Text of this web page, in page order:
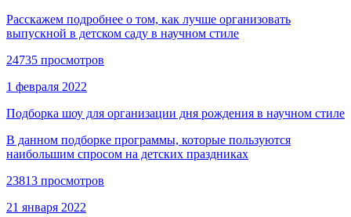
Расскажем подробнее о том, как лучше организовать
выпускной в детском саду в научном стиле
24735 просмотров
1 февраля 2022
Подборка шоу для организации дня рождения в научном стиле
В данном подборке программы, которые пользуются
наибольшим спросом на детских праздниках
23813 просмотров
21 января 2022